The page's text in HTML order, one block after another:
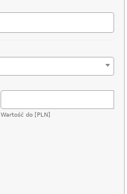
Wartość do [PLN]